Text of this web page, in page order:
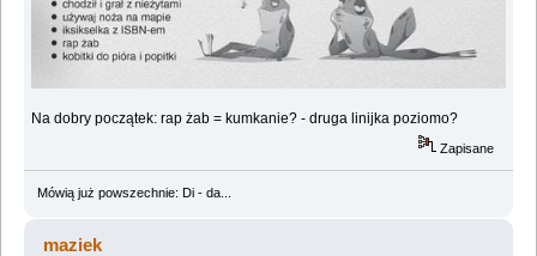
Na dobry początek: rap żab = kumkanie? - druga linijka poziomo?
Zapisane
Mówią już powszechnie: Di - da...
maziek